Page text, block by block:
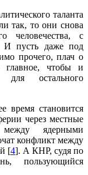
таланта
так, то они снова
человечества, с
И пусть даже под
прочего, плач о
главное, чтобы и
для остального
время становится
через местные
между ядерными
конфликт между
[4]. А КНР, судя по
пользующийся